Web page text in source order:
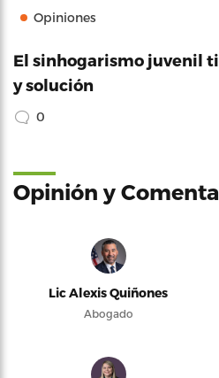
Opiniones
El sinhogarismo juvenil
y solución
0
Opinión y
Lic Alexis Quiñones
Abogado